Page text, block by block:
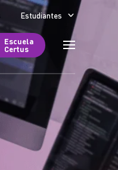
Estudiantes
Escuela
Certus